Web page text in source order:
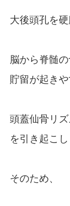
大後頭孔を硬
脳から脊髄
貯留が起きや
頭蓋仙骨リ
を引き起こし
そのため、